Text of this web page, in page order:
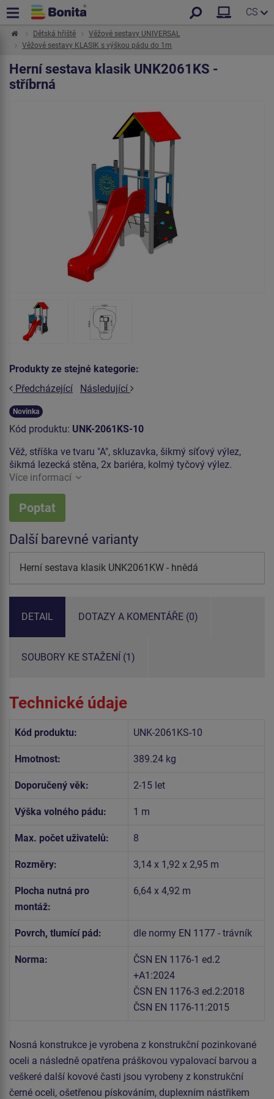
CS
Dětská hřiště
Věžové sestavy UNIVERSAL
Věžové sestavy KLASIK s výškou pádu do 1m
Herní sestava klasik UNK2061KS -
stříbrná
Produkty ze stejné kategorie:
Předcházející
Následující
Novinka
Kód produktu: UNK-2061KS-10
Věž, stříška ve tvaru "A", skluzavka, šikmý síťový výlez,
šikmá lezecká stěna, 2x bariéra, kolmý tyčový výlez.
Více informací
Poptat
Další barevné varianty
Herní sestava klasik UNK2061KW - hnědá
DETAIL DOTAZY A KOMENTÁŘE (0)
SOUBORY KE STAŽENÍ (1)
Technické údaje
Kód produktu: UNK-2061KS-10
Hmotnost: 389.24 kg
Doporučený věk: 2-15 let
Výška volného pádu: 1 m
Max. počet uživatelů: 8
Rozměry: 3,14 x 1,92 x 2,95 m
Plocha nutná pro
montáž:
6,64 x 4,92 m
Povrch, tlumící pád: dle normy EN 1177 - trávník
Norma:
ČSN EN 1176-1 ed.2
+A1:2024
ČSN EN 1176-3 ed.2:2018
ČSN EN 1176-11:2015
Nosná konstrukce je vyrobena z konstrukční pozinkované
oceli a následně opatřena práškovou vypalovací barvou a
veškeré další kovové časti jsou vyrobeny z konstrukční
černé oceli, ošetřenou pískováním, duplexním nástřikem